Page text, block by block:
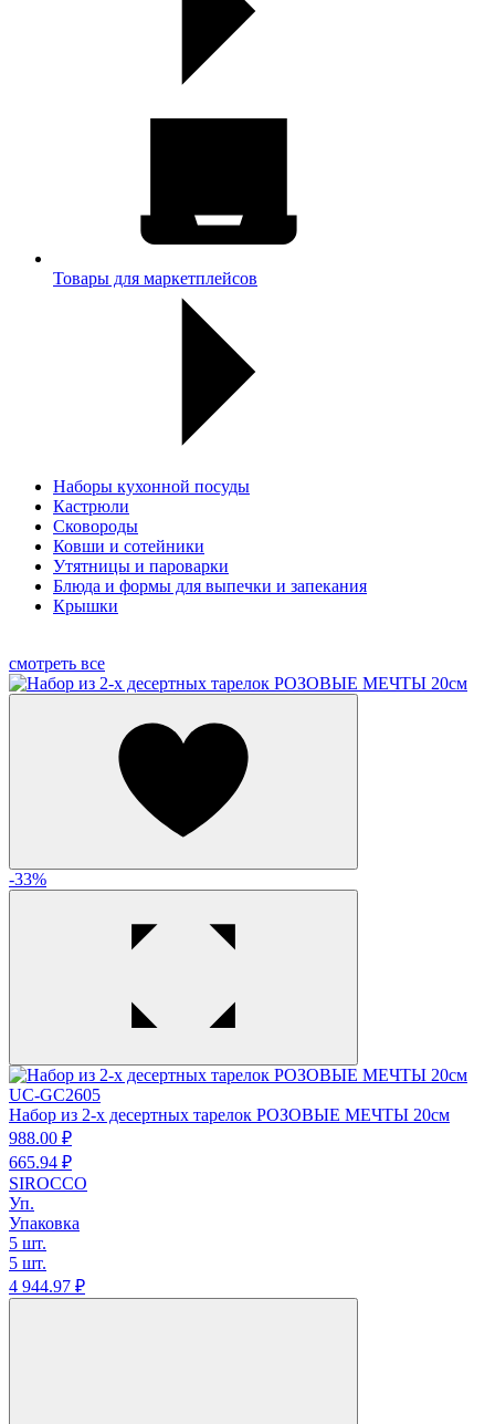
Товары для маркетплейсов
Наборы кухонной посуды
Кастрюли
Сковороды
Ковши и сотейники
Утятницы и пароварки
Блюда и формы для выпечки и запекания
Крышки
смотреть все
-33%
UC-GC2605
Набор из 2-х десертных тарелок РОЗОВЫЕ МЕЧТЫ 20см
988.00 ₽
665.94 ₽
SIROCCO
Уп.
Упаковка
5 шт.
5 шт.
4 944.97 ₽